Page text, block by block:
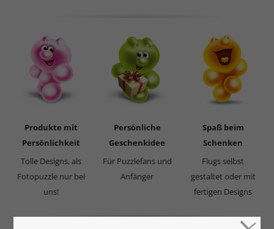
Produkte mit
Persönlichkeit
Tolle Designs, als
Fotopuzzle nur bei
uns!
Persönliche
Geschenkidee
Für Puzzlefans und
Anfänger
Spaß beim
Schenken
Flugs selbst
gestaltet oder mit
fertigen Designs